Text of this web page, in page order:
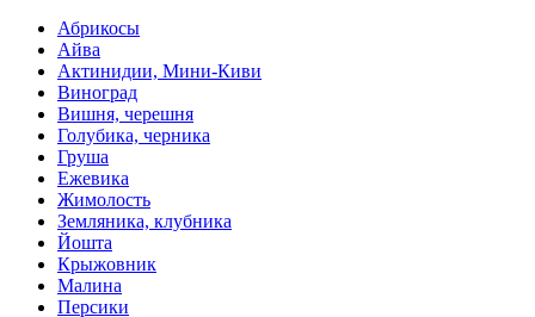
Абрикосы
Айва
Актинидии, Мини-Киви
Виноград
Вишня, черешня
Голубика, черника
Груша
Ежевика
Жимолость
Земляника, клубника
Йошта
Крыжовник
Малина
Персики